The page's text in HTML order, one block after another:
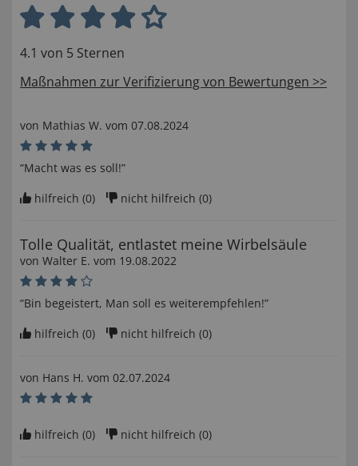
4.1 von 5 Sternen
Maßnahmen zur Verifizierung von Bewertungen >>
von Mathias W. vom 07.08.2024
“Macht was es soll!”
hilfreich (0) nicht hilfreich (0)
Tolle Qualität, entlastet meine Wirbelsäule
von Walter E. vom 19.08.2022
“Bin begeistert, Man soll es weiterempfehlen!”
hilfreich (0) nicht hilfreich (0)
von Hans H. vom 02.07.2024
hilfreich (0) nicht hilfreich (0)